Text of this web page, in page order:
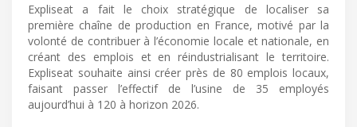
Expliseat a fait le choix stratégique de localiser sa
première chaîne de production en France, motivé par la
volonté de contribuer à l’économie locale et nationale, en
créant des emplois et en réindustrialisant le territoire.
Expliseat souhaite ainsi créer près de 80 emplois locaux,
faisant passer l’effectif de l’usine de 35 employés
aujourd’hui à 120 à horizon 2026.